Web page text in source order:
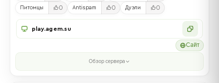
Питомцы 0 Antispam 0 Дуэли 0
play.agem.su
Сайт
Обзор сервера